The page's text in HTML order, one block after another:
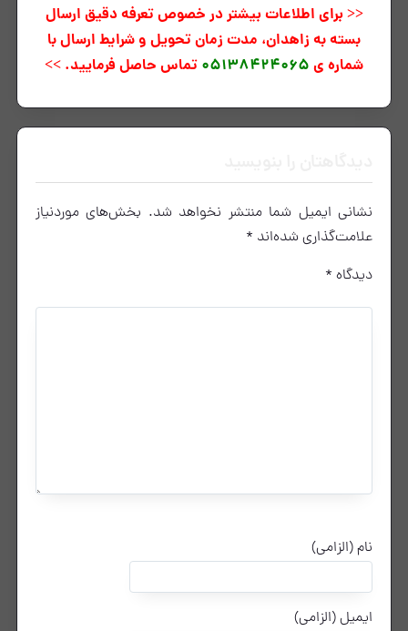
<< برای اطلاعات بیشتر در خصوص تعرفه دقیق ارسال
بسته به زاهدان، مدت زمان تحویل و شرایط ارسال با
شماره ی 05138424065 تماس حاصل فرمایید. >>
نشانی ایمیل شما منتشر نخواهد شد. بخش‌های موردنیاز
علامت‌گذاری شده‌اند *
دیدگاه *
نام (الزامی)
ایمیل (الزامی)